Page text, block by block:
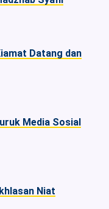
Datang dan
Media Sosial
Niat